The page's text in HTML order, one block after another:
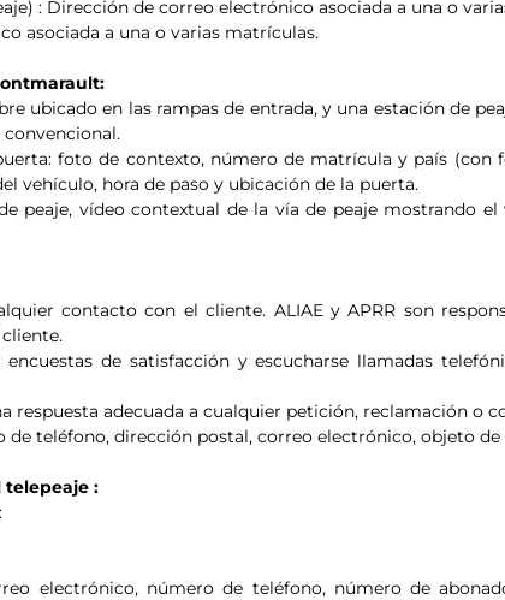
: Dirección de correo electrónico asociada a una o
asociada a una o varias matrículas.
ubicado en las rampas de entrada, y una estación de
foto de contexto, número de matrícula y país (con
vehículo, hora de paso y ubicación de la puerta.
peaje, vídeo contextual de la vía de peaje mostrando
contacto con el cliente. ALIAE y APRR son
de satisfacción y escucharse llamadas
respuesta adecuada a cualquier petición, reclamación o
teléfono, dirección postal, correo electrónico, objeto
telepeaje :
electrónico, número de teléfono, número de